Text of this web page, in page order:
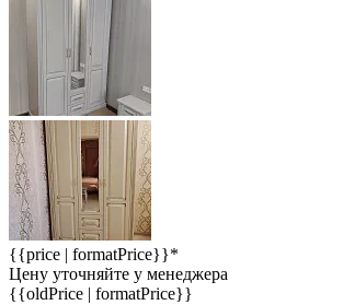
{{price | formatPrice}}*
Цену уточняйте у менеджера
{{oldPrice | formatPrice}}